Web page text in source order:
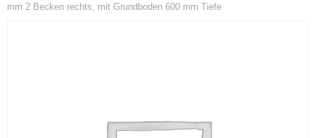
mm 2 Becken rechts, mit Grundboden 600 mm Tiefe